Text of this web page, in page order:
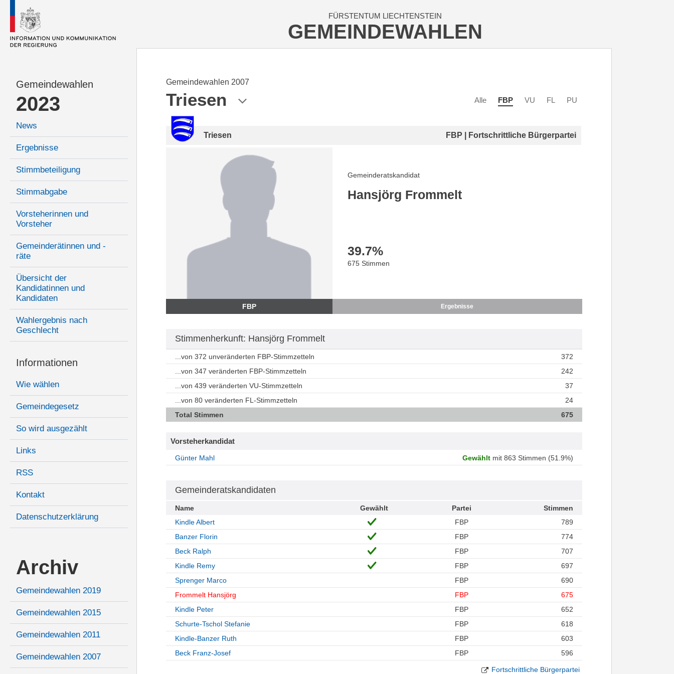
FÜRSTENTUM LIECHTENSTEIN
GEMEINDEWAHLEN
Gemeindewahlen
2023
News
Ergebnisse
Stimmbeteiligung
Stimmabgabe
Vorsteherinnen und
Vorsteher
Gemeinderätinnen und -
räte
Übersicht der
Kandidatinnen und
Kandidaten
Wahlergebnis nach
Geschlecht
Informationen
Wie wählen
Gemeindegesetz
So wird ausgezählt
Links
RSS
Kontakt
Datenschutzerklärung
Archiv
Gemeindewahlen 2019
Gemeindewahlen 2015
Gemeindewahlen 2011
Gemeindewahlen 2007
Gemeindewahlen 2007
Triesen Alle FBP VU FL PU
Triesen FBP | Fortschrittliche Bürgerpartei
FBP
Gemeinderatskandidat
Hansjörg Frommelt
39.7%
675 Stimmen
Ergebnisse
Stimmenherkunft: Hansjörg Frommelt
...von 372 unveränderten FBP-Stimmzetteln
372
...von 347 veränderten FBP-Stimmzetteln
242
...von 439 veränderten VU-Stimmzetteln
37
...von 80 veränderten FL-Stimmzetteln
24
Total Stimmen
675
Vorsteherkandidat
Günter Mahl Gewähltmit 863 Stimmen (51.9%)
Gemeinderatskandidaten
Name Gewählt Partei
Stimmen
Kindle Albert
FBP
789
Banzer Florin
FBP
774
Beck Ralph
FBP
707
Kindle Remy
FBP
697
Sprenger Marco
FBP
690
Frommelt Hansjörg
FBP
675
Kindle Peter
FBP
652
Schurte-Tschol Stefanie
FBP
618
Kindle-Banzer Ruth
FBP
603
Beck Franz-Josef
FBP 596
Fortschrittliche Bürgerpartei